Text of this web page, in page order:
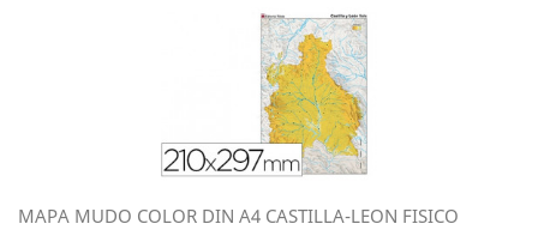
MAPA MUDO COLOR DIN A4 CASTILLA-LEON FISICO